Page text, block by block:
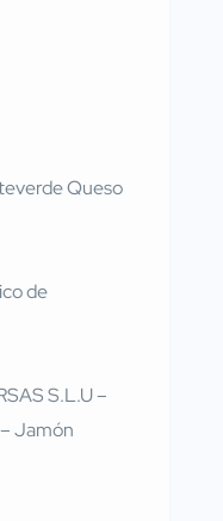
Queso
de
S.L.U –
Jamón